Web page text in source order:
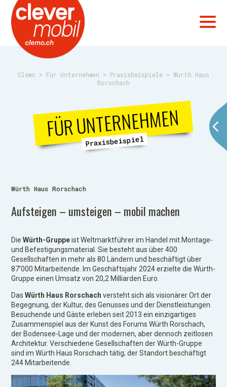
Clemo > Für Unternehmen > Praxisbeispiele > Würth Haus
Rorschach
FÜR UNTERNEHMEN
Praxisbeispiel
Würth Haus Rorschach
Aufsteigen – umsteigen – mobil machen
DieWürth-Gruppeist Weltmarktführer im Handel mit Montage-
und Befestigungsmaterial. Sie besteht aus über 400
Gesellschaften in mehr als 80 Ländern und beschäftigt über
87’000 Mitarbeitende. Im Geschäftsjahr 2024 erzielte die Würth-
Gruppe einen Umsatz von 20,2 Milliarden Euro.
Das Würth Haus Rorschach versteht sich als visionärer Ort der
Begegnung, der Kultur, des Genusses und der Dienstleistungen.
Besuchende und Gäste erleben seit 2013 ein einzigartiges
Zusammenspiel aus der Kunst des Forums Würth Rorschach,
der Bodensee-Lage und der modernen, aber dennoch zeitlosen
Architektur. Verschiedene Gesellschaften der Würth-Gruppe
sind im Würth Haus Rorschach tätig; der Standort beschäftigt
244 Mitarbeitende.